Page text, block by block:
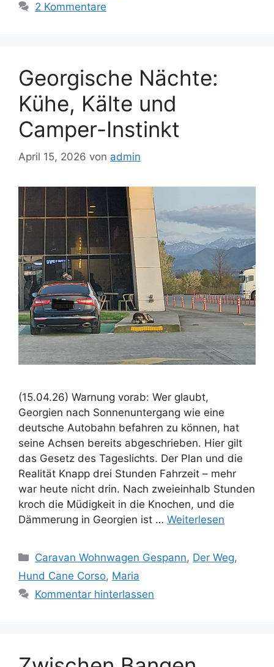
2 Kommentare
Georgische Nächte:
Kühe, Kälte und
Camper-Instinkt
April 15, 2026 von admin
(15.04.26) Warnung vorab: Wer glaubt,
Georgien nach Sonnenuntergang wie eine
deutsche Autobahn befahren zu können, hat
seine Achsen bereits abgeschrieben. Hier gilt
das Gesetz des Tageslichts. Der Plan und die
Realität Knapp drei Stunden Fahrzeit – mehr
war heute nicht drin. Nach zweieinhalb Stunden
kroch die Müdigkeit in die Knochen, und die
Dämmerung in Georgien ist … Weiterlesen
Kategorien
Caravan Wohnwagen Gespann, Der Weg,
Hund Cane Corso, Maria
Kommentar hinterlassen